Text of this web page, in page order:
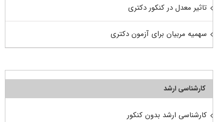
تاثیر معدل در کنکور دکتری
سهمیه مربیان برای آزمون دکتری
کارشناسی ارشد
کارشناسی ارشد بدون کنکور